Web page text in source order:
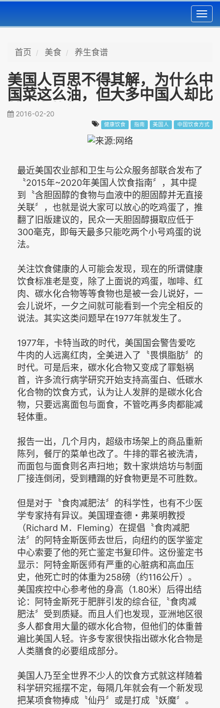
首页 美食 养生食谱
美国人百思不得其解，为什么中
国菜这么油，但大多中国人却比
美国人苗条呢？
2016-02-20
健康饮食 指南 美国人 中国饮食方式
最近美国农业部和卫生与公众服务部联合发布了
〝2015年~2020年美国人饮食指南〞，其中提
到〝含胆固醇的食物与血液中的胆固醇并无直接
关联〞，也就是说大家可以放心的吃鸡蛋了，推
翻了旧版建议的，民众一天胆固醇摄取应低于
300毫克，即每天最多只能吃两个小号鸡蛋的说
法。
关注饮食健康的人可能会发现，现在的所谓健康
饮食标准老是变，除了上面说的鸡蛋，咖啡、红
肉、碳水化合物等等食物也是被一会儿说好，一
会儿说坏，一夕之间就可能看到一个完全相反的
说法。其实这类问题早在1977年就发生了。
1977年，卡特当政的时代，美国国会警告爱吃
牛肉的人远离红肉，全美进入了〝畏惧脂肪〞的
时代。可是后来，碳水化合物又变成了罪魁祸
首，许多流行病学研究开始支持高蛋白、低碳水
化合物的饮食方式，认为让人发胖的是碳水化合
物，只要远离面包与面食，不管吃再多肉都能减
轻体重。
报告一出，几个月内，超级市场架上的商品重新
陈列，餐厅的菜单也改了。牛排的罪名被洗清，
而面包与面食则名声扫地；数十家烘焙坊与制面
厂接连倒闭，受到糟蹋的好食物更是不可胜数。
但是对于〝食肉减肥法〞的科学性，也有不少医
学专家持有异议。美国理查德・弗莱明教授
（Richard M．Fleming）在提倡〝食肉减肥
法〞的阿特金斯医师去世后，向纽约的医学鉴定
中心索要了他的死亡鉴定书复印件。这份鉴定书
显示：阿特金斯医师有严重的心脏病和高血压
史，他死亡时的体重为258磅（约116公斤）。
美国疾控中心参考他的身高（1.80米）后得出结
论：阿特金斯死于肥胖引发的综合征,〝食肉减
肥法〞受到质疑。而且人们也发现，亚洲地区很
多人都食用大量的碳水化合物，但他们的体重普
遍比美国人轻。许多专家很快指出碳水化合物是
人类膳食的必要组成部分。
美国人乃至全世界不少人的饮食方式就这样随着
科学研究摇摆不定，每隔几年就会有一个新发现
把某项食物捧成〝仙丹〞或是打成〝妖魔〞。